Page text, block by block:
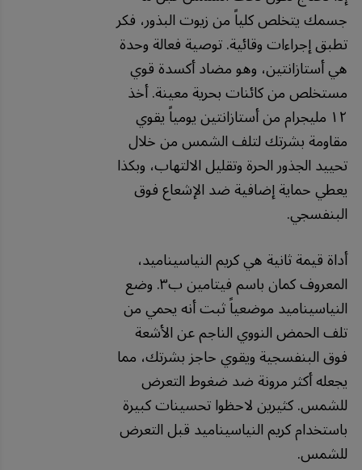
جسمك يتخلص كلياً من زيوت البذور، فكر
تطبق إجراءات وقائية. توصية فعالة وحدة
هي أستازانتين، وهو مضاد أكسدة قوي
مستخلص من كائنات بحرية معينة. أخذ
١٢ مليجرام من أستازانتين يومياً يقوي
مقاومة بشرتك لتلف الشمس من خلال
تحييد الجذور الحرة وتقليل الالتهاب، وبكذا
يعطي حماية إضافية ضد الإشعاع فوق
البنفسجي.
أداة قيمة ثانية هي كريم النياسيناميد،
المعروف كمان باسم فيتامين ب٣. وضع
النياسيناميد موضعياً ثبت أنه يحمي من
تلف الحمض النووي الناجم عن الأشعة
فوق البنفسجية ويقوي حاجز بشرتك، مما
يجعله أكثر مرونة ضد ضغوط التعرض
للشمس. كثيرين لاحظوا تحسينات كبيرة
باستخدام كريم النياسيناميد قبل التعرض
للشمس.